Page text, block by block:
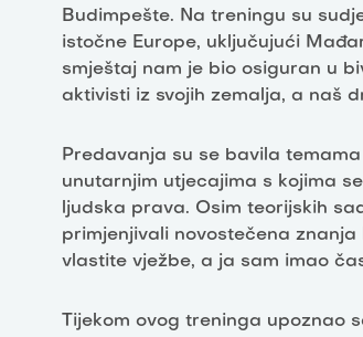
Budimpešte. Na treningu su
istočne Europe, uključujući
smještaj nam je bio osiguran u
aktivisti iz svojih zemalja, a naš
Predavanja su se bavila
unutarnjim utjecajima s kojima
ljudska prava. Osim teorijskih
primjenjivali novostečena
vlastite vježbe, a ja sam imao
Tijekom ovog treninga upoznao